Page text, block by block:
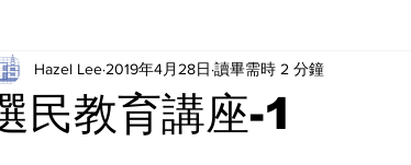
On Health Misc. Infor About US
民教育講座-1
Hazel Lee 2019年4月28日 讀畢需時 2 分鐘